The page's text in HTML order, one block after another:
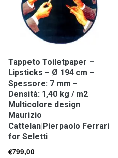
Tappeto Toiletpaper –
Lipsticks – Ø 194 cm –
Spessore: 7 mm –
Densità: 1,40 kg / m2
Multicolore design
Maurizio
Cattelan|Pierpaolo Ferrari
for Seletti
€799,00